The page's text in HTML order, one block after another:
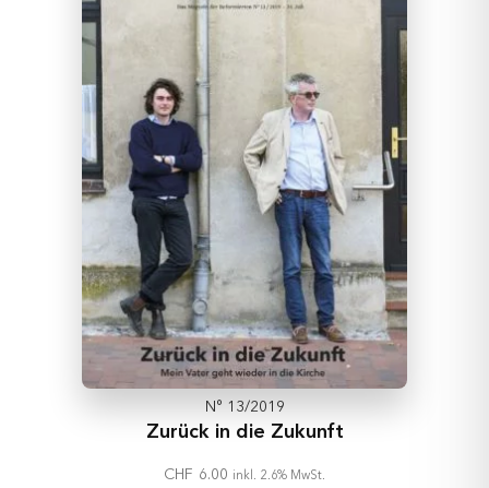
N° 13/2019
Zurück in die Zukunft
CHF 6.00 inkl. 2.6% MwSt.